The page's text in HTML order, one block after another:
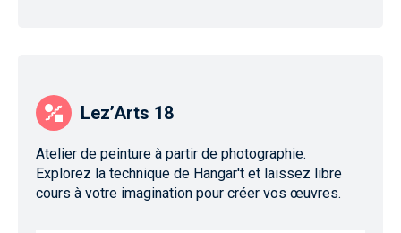
Lez’Arts 18
Atelier de peinture à partir de photographie.
Explorez la technique de Hangar't et laissez libre
cours à votre imagination pour créer vos œuvres.